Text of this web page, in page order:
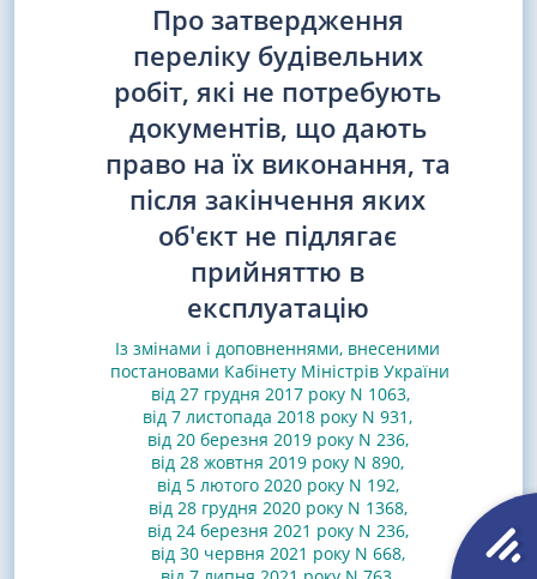
Про затвердження
переліку будівельних
робіт, які не потребують
документів, що дають
право на їх виконання, та
після закінчення яких
об'єкт не підлягає
прийняттю в
експлуатацію
Із змінами і доповненнями, внесеними
постановами Кабінету Міністрів України
від 27 грудня 2017 року N 1063,
від 7 листопада 2018 року N 931,
від 20 березня 2019 року N 236,
від 28 жовтня 2019 року N 890,
від 5 лютого 2020 року N 192,
від 28 грудня 2020 року N 1368,
від 24 березня 2021 року N 236,
від 30 червня 2021 року N 668,